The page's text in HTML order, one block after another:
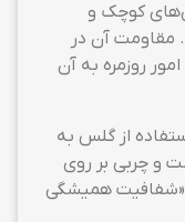
کوچک و
مقاومت آن در
روزمره به آن
از گلس به
و چربی بر روی
«شفافیت همیشگی